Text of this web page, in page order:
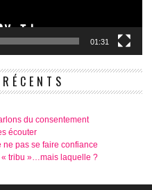
01:31
du consentement
écouter
ne pas se faire confiance
« tribu »…mais laquelle ?